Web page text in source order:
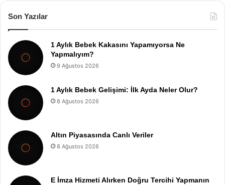
Son Yazılar
1 Aylık Bebek Kakasını Yapamıyorsa Ne
Yapmalıyım?
9 Ağustos 2026
1 Aylık Bebek Gelişimi: İlk Ayda Neler Olur?
8 Ağustos 2026
Altın Piyasasında Canlı Veriler
8 Ağustos 2026
E İmza Hizmeti Alırken Doğru Tercihi Yapmanın